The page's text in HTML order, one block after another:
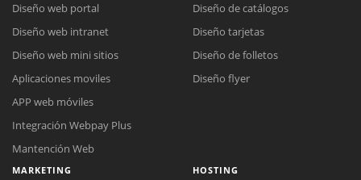
Diseño web portal
Diseño web intranet
Diseño web mini sitios
Aplicaciones moviles
APP web móviles
Integración Webpay Plus
Mantención Web
Diseño de catálogos
Diseño tarjetas
Diseño de folletos
Diseño flyer
MARKETING HOSTING